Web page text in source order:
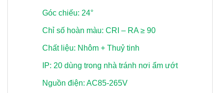
Góc chiếu: 24°
Chỉ số hoàn màu: CRI – RA ≥ 90
Chất liệu: Nhôm + Thuỷ tinh
IP: 20 dùng trong nhà tránh nơi ẩm ướt
Nguồn điện: AC85-265V